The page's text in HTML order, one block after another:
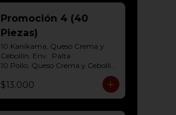
Palta Env. Cibulette
10 Pollo, queso crema y cebollin
Env. Palta
10 Hosomaki (Queso crema)
10 Hosomaki ( Palta)
Promoción 4 (40
Piezas)
10 Kanikama, Queso Crema y
Cebollín. Env.  Palta
10 Pollo, Queso Crema y Cebollín
10 Hosomaki Palta, Queso crema
$13.000